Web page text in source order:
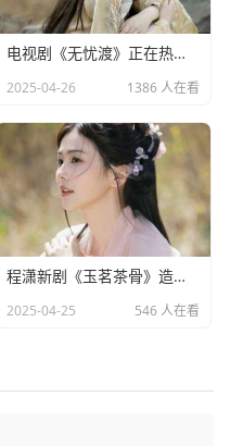
电视剧《无忧渡》正在热播，24岁女演员夏依丹被曝去世
2025-04-26 1386 人在看
程潇新剧《玉茗茶骨》造型引热议：灵动少女却略显老态
2025-04-25 546 人在看